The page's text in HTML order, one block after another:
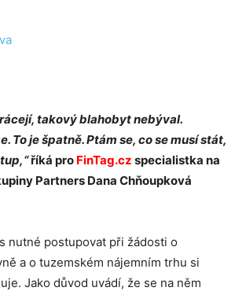
takový blahobyt nebýval.
To je špatně. Ptám se, co se musí stát,
říká pro FinTag.cz specialistka na
Partners Dana Chňoupková
nutné postupovat při žádosti o
a o tuzemském nájemním trhu si
Jako důvod uvádí, že se na něm